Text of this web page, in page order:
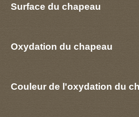
Surface du chapeau
Oxydation du chapeau
Couleur de l'oxydation du